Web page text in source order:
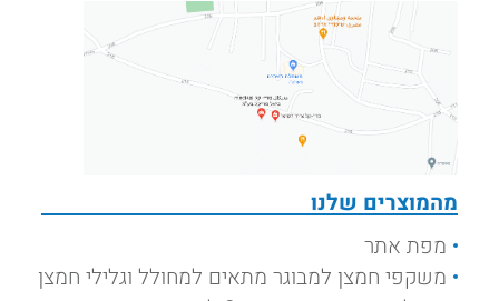
מהמוצרים שלנו
מפת אתר
משקפי חמצן למבוגר מתאים למחולל וגלילי חמצן